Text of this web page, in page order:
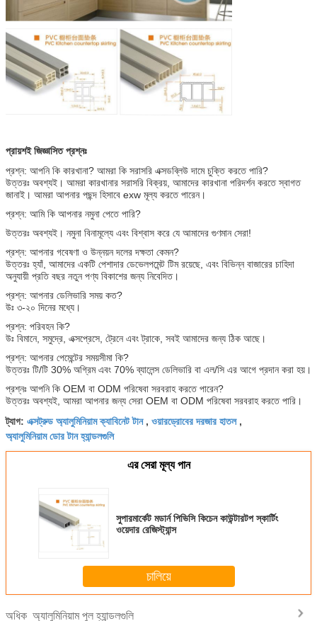
প্রায়শই জিজ্ঞাসিত প্রশ্নঃ
প্রশ্ন: আপনি কি কারখানা? আমরা কি সরাসরি এক্সডব্লিউ দামে চুক্তি করতে পারি?
উত্তরঃ অবশ্যই। আমরা কারখানার সরাসরি বিক্রয়, আমাদের কারখানা পরিদর্শন করতে স্বাগত
জানাই। আমরা আপনার পছন্দ হিসাবে exw মূল্য করতে পারেন।
প্রশ্ন: আমি কি আপনার নমুনা পেতে পারি?
উত্তরঃ অবশ্যই। নমুনা বিনামূল্যে এবং বিশ্বাস করে যে আমাদের গুণমান সেরা!
প্রশ্ন: আপনার গবেষণা ও উন্নয়ন দলের দক্ষতা কেমন?
উত্তরঃ হ্যাঁ, আমাদের একটি পেশাদার ডেভেলপমেন্ট টিম রয়েছে, এবং বিভিন্ন বাজারের চাহিদা
অনুযায়ী প্রতি বছর নতুন পণ্য বিকাশের জন্য নিবেদিত।
প্রশ্ন: আপনার ডেলিভারি সময় কত?
উঃ ৩-২০ দিনের মধ্যে।
প্রশ্ন: পরিবহন কি?
উঃ বিমানে, সমুদ্রে, এক্সপ্রেসে, ট্রেনে এবং ট্রাকে, সবই আমাদের জন্য ঠিক আছে।
প্রশ্ন: আপনার পেমেন্টের সময়সীমা কি?
উত্তরঃ টি/টি 30% অগ্রিম এবং 70% ব্যালেন্স ডেলিভারি বা এল/সি এর আগে প্রদান করা হয়।
প্রশ্নঃ আপনি কি OEM বা ODM পরিষেবা সরবরাহ করতে পারেন?
উত্তরঃ অবশ্যই, আমরা আপনার জন্য সেরা OEM বা ODM পরিষেবা সরবরাহ করতে পারি।
ট্যাগ: এক্সট্রুড অ্যালুমিনিয়াম ক্যাবিনেট টান, ওয়ারড্রোবের দরজার হাতল,
অ্যালুমিনিয়াম ডোর টান হ্যান্ডলগুলি
এর সেরা মূল্য পান
সুপারমার্কেট মডার্ন পিভিসি কিচেন কাউন্টারটপ স্কার্টিং
ওয়েদার রেজিস্ট্যান্স
চালিয়ে
অধিক অ্যালুমিনিয়াম পুল হ্যান্ডলগুলি